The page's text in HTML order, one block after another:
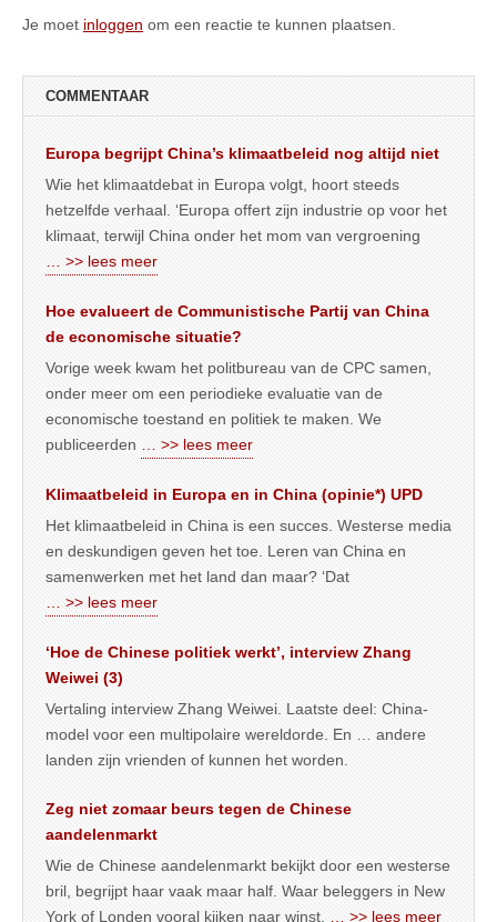
Je moet inloggen om een reactie te kunnen plaatsen.
COMMENTAAR
Europa begrijpt China’s klimaatbeleid nog altijd niet
Wie het klimaatdebat in Europa volgt, hoort steeds
hetzelfde verhaal. ‘Europa offert zijn industrie op voor het
klimaat, terwijl China onder het mom van vergroening
… >> lees meer
Hoe evalueert de Communistische Partij van China
de economische situatie?
Vorige week kwam het politbureau van de CPC samen,
onder meer om een periodieke evaluatie van de
economische toestand en politiek te maken. We
publiceerden
… >> lees meer
Klimaatbeleid in Europa en in China (opinie*) UPD
Het klimaatbeleid in China is een succes. Westerse media
en deskundigen geven het toe. Leren van China en
samenwerken met het land dan maar? ‘Dat
… >> lees meer
‘Hoe de Chinese politiek werkt’, interview Zhang
Weiwei (3)
Vertaling interview Zhang Weiwei. Laatste deel: China-
model voor een multipolaire wereldorde. En … andere
landen zijn vrienden of kunnen het worden.
Zeg niet zomaar beurs tegen de Chinese
aandelenmarkt
Wie de Chinese aandelenmarkt bekijkt door een westerse
bril, begrijpt haar vaak maar half. Waar beleggers in New
York of Londen vooral kijken naar winst,
… >> lees meer